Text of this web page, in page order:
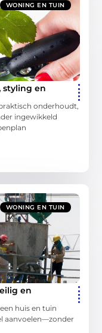
WONING EN TUIN
styling en
onderhoudt,
ingewikkeld
WONING EN TUIN
en
huis en tuin
aanvoelen—zonder